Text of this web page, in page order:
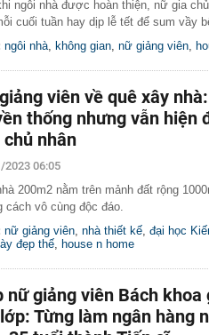
nói thẳng tên nhiều chủ đầu tư lớn ở Hà
ở TP.HCM thì lại không cao
ngôi nhà được hoàn thiện, nữ gia
cuối tuần hay dịp lễ tết để sum vầy
ngôi nhà không gian nữ giảng viên
viên về quê xây
thống nhưng vẫn hiện
chủ nhân
2023 06:05
200m2 nằm trên mảnh đất rộng
cách vô cùng độc đáo.
nữ giảng viên nhà thiết kế đại học
đẹp thế house n home
nữ giảng viên Bách
Từng làm ngân hàng